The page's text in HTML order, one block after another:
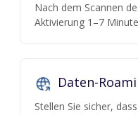
Nach dem Scannen
Aktivierung 1–7
Daten-
Stellen Sie sicher,